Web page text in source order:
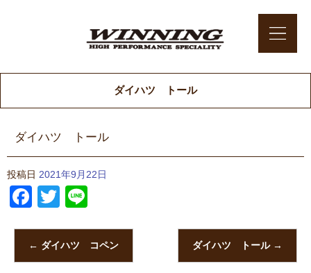
ダイハツ トール
ダイハツ トール
投稿日 2021年9月22日
Facebook
Twitter
← ダイハツ コペン ダイハツ トール →